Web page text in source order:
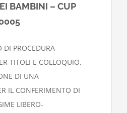
BAMBINI – CUP
DI PROCEDURA
TITOLI E COLLOQUIO,
DI UNA
IL CONFERIMENTO DI
LIBERO-